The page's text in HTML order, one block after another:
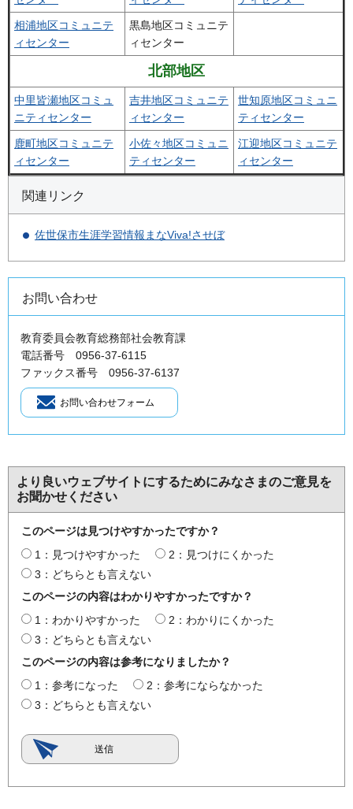
相浦地区コミュニテ
ィセンター
黒島地区コミュニテ
ィセンター
北部地区
中里皆瀬地区コミュ
ニティセンター
吉井地区コミュニテ
ィセンター
世知原地区コミュニ
ティセンター
鹿町地区コミュニテ
ィセンター
小佐々地区コミュニ
ティセンター
江迎地区コミュニテ
ィセンター
関連リンク
佐世保市生涯学習情報まなViva!させぼ
お問い合わせ
教育委員会教育総務部社会教育課
電話番号 0956-37-6115
ファックス番号 0956-37-6137
より良いウェブサイトにするためにみなさまのご意見を
お聞かせください
このページは見つけやすかったですか？
1：見つけやすかった
2：見つけにくかった
3：どちらとも言えない
このページの内容はわかりやすかったですか？
1：わかりやすかった
2：わかりにくかった
3：どちらとも言えない
このページの内容は参考になりましたか？
1：参考になった
2：参考にならなかった
3：どちらとも言えない